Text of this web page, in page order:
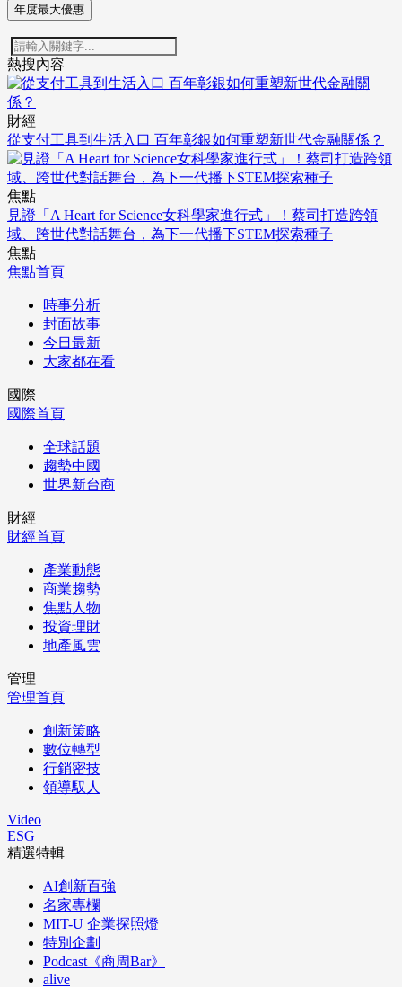
年度最大優惠
熱搜內容
財經
從支付工具到生活入口 百年彰銀如何重塑新世代金融關係？
焦點
見證「A Heart for Science女科學家進行式」！蔡司打造跨領
域、跨世代對話舞台，為下一代播下STEM探索種子
焦點
焦點首頁
時事分析
封面故事
今日最新
大家都在看
國際
國際首頁
全球話題
趨勢中國
世界新台商
財經
財經首頁
產業動態
商業趨勢
焦點人物
投資理財
地產風雲
管理
管理首頁
創新策略
數位轉型
行銷密技
領導馭人
Video
ESG
精選特輯
AI創新百強
名家專欄
MIT-U 企業探照燈
特別企劃
Podcast《商周Bar》
alive